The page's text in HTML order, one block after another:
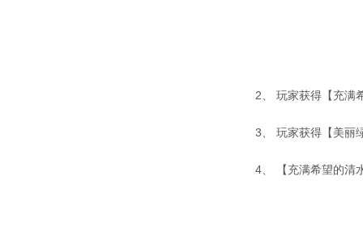
2、 玩家获得【充满
3、 玩家获得【美丽
4、 【充满希望的清